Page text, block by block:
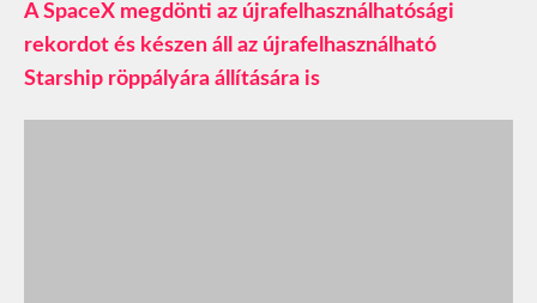
A SpaceX megdönti az újrafelhasználhatósági
rekordot és készen áll az újrafelhasználható
Starship röppályára állítására is